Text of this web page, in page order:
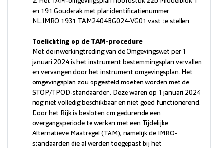
en 191 Gouderak met planidentificatienummer
NL.IMRO.1931.TAM2404BG024-VG01 vast te stellen
Toelichting op de TAM-procedure
Met de inwerkingtreding van de Omgevingswet per 1
januari 2024 is het instrument bestemmingsplan vervallen
en vervangen door het instrument omgevingsplan. Het
omgevingsplan zou opgesteld moeten worden met de
STOP/TPOD-standaarden. Deze waren op 1 januari 2024
nog niet volledig beschikbaar en niet goed functionerend.
Door het Rijk is besloten om gedurende een
overgangsperiode te werken met een Tijdelijke
Alternatieve Maatregel (TAM), namelijk de IMRO-
standaarden die al werden toegepast bij het